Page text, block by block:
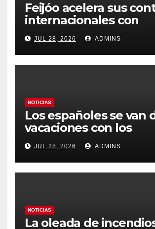
Feijóo acelera sus
internacionales con
Latinoamérica como
prioritario en su
gobierno
JUL 28, 2026 ADMINS
NOTICIAS
Los españoles se van
vacaciones con los
carburantes hasta un
más caros que el año
y los hoteles
JUL 28, 2026 ADMINS
NOTICIAS
La oleada de